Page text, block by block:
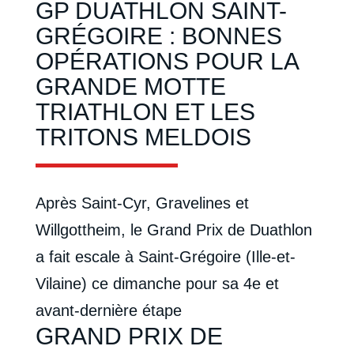
GP DUATHLON SAINT-
GRÉGOIRE : BONNES
OPÉRATIONS POUR LA
GRANDE MOTTE
TRIATHLON ET LES
TRITONS MELDOIS
Après Saint-Cyr, Gravelines et
Willgottheim, le Grand Prix de Duathlon
a fait escale à Saint-Grégoire (Ille-et-
Vilaine) ce dimanche pour sa 4e et
avant-dernière étape
GRAND PRIX DE